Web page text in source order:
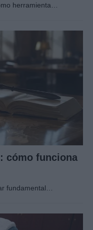
herramienta…
cómo funciona
fundamental…